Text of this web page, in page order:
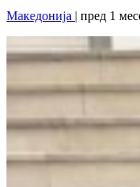
Македонија | пред 1